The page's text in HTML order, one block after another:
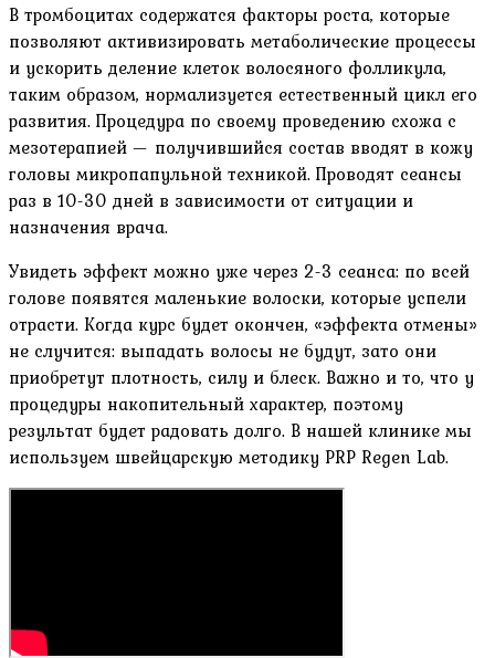
В тромбоцитах содержатся факторы роста, которые
позволяют активизировать метаболические процессы
и ускорить деление клеток волосяного фолликула,
таким образом, нормализуется естественный цикл его
развития. Процедура по своему проведению схожа с
мезотерапией — получившийся состав вводят в кожу
головы микропапульной техникой. Проводят сеансы
раз в 10-30 дней в зависимости от ситуации и
назначения врача.
Увидеть эффект можно уже через 2-3 сеанса: по всей
голове появятся маленькие волоски, которые успели
отрасти. Когда курс будет окончен, «эффекта отмены»
не случится: выпадать волосы не будут, зато они
приобретут плотность, силу и блеск. Важно и то, что у
процедуры накопительный характер, поэтому
результат будет радовать долго. В нашей клинике мы
используем швейцарскую методику PRP Regen Lab.